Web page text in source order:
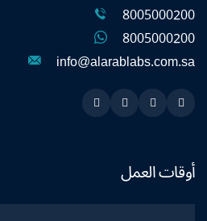
8005000200
8005000200
info@alarablabs.com.sa
Snapchat
Twitter
Linkedin
Instagram
أوقات العمل